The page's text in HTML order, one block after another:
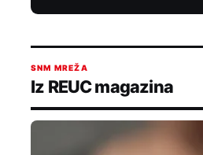
SNM MREŽA
Iz REUC magazina